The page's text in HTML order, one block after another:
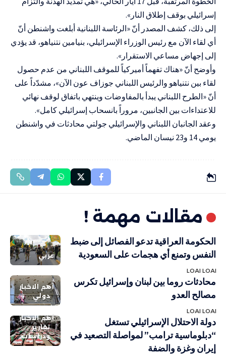
إسرائيلي بوقف إطلاق النار».
إلى ذلك، كشف المصدر أنّ «الرئاسة اللبنانية أبلغت واشنطن أنّ
أي لقاء الآن مع رئيس الوزراء الإسرائيلي، بنيامين نتنياهو، قد يؤدي
إلى إجهاض مساعي الاستقرار».
وأوضح أنّ «هناك تفهماً أميركياً للموقف اللبناني من عدم حصول
لقاء بين نتنياهو والرئيس اللبناني جوزاف عون الآن»، مشدّداً على
أنّ «الطرح اللبناني يبدأ بالمفاوضات وينتهي باتفاق لوقف نهائي
للاعتداءات بين الجانبين، مروراً بانسحاب إسرائيلي كامل».
وعقد الجانبان اللبناني والإسرائيلي جولتي محادثات في واشنطن
يومي 14 و23 نيسان الماضي.
مقالات مهمة !
عربي
الحكومة العراقية تدعو الفصائل إلى ضبط
النفس وتمنع أي هجمات على السعودية
LOAI LOAI
أهم الاخبار
دولي
محادثات روما بين لبنان وإسرائيل تكرس
مصالح العدو
LOAI LOAI
أهم الاخبار
تقارير
ودراسات
دولة الاحتلال الإسرائيلي تستغل
“دبلوماسية ترامب” لمواصلة التصعيد في
إيران وغزة والضفة